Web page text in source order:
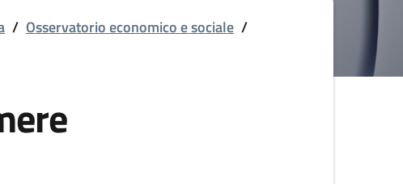
/ Osservatorio economico e sociale /